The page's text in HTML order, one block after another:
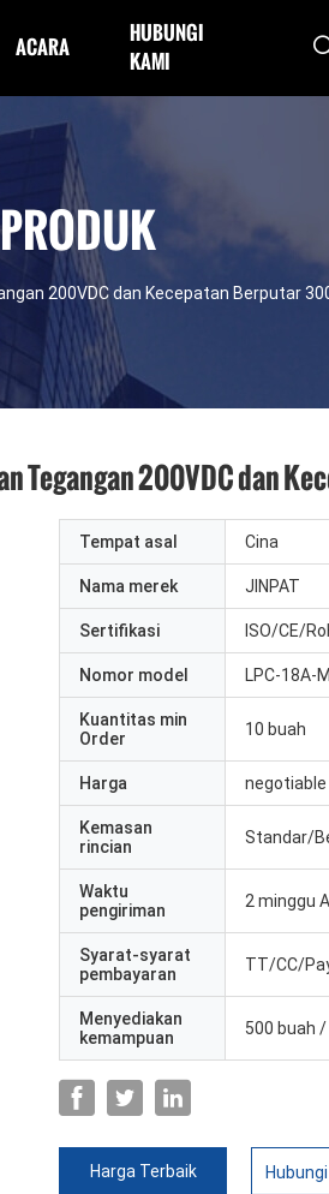
ACARA
HUBUNGI
KAMI
200VDC dan Kecepatan Berputar
Tegangan 200VDC dan
Tempat asal Cina
Nama merek JINPAT
Sertifikasi ISO/CE/
Nomor model LPC-18A-M
Kuantitas min
Order
10 buah
Harga negotiable
Kemasan
rincian
Standar/
Waktu
pengiriman
2 minggu
Syarat-syarat
pembayaran
TT/CC/
Menyediakan
kemampuan
500 buah
Harga Terbaik